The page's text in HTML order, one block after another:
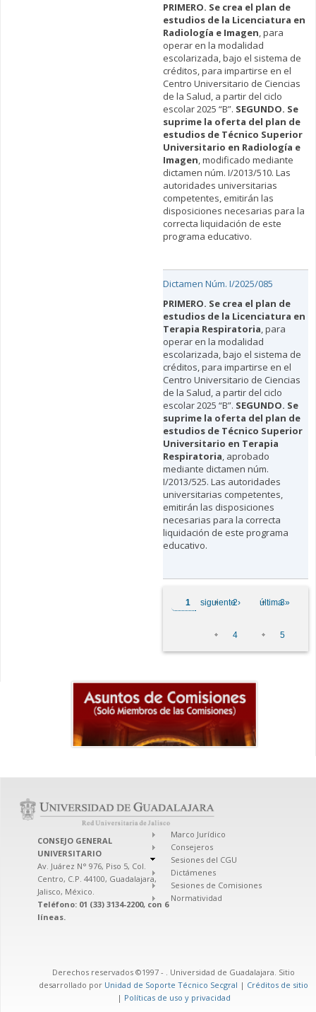
PRIMERO. Se crea el plan de
estudios de la Licenciatura en
Radiología e Imagen, para
operar en la modalidad
escolarizada, bajo el sistema de
créditos, para impartirse en el
Centro Universitario de Ciencias
de la Salud, a partir del ciclo
escolar 2025 “B”. SEGUNDO. Se
suprime la oferta del plan de
estudios de Técnico Superior
Universitario en Radiología e
Imagen, modificado mediante
dictamen núm. I/2013/510. Las
autoridades universitarias
competentes, emitirán las
disposiciones necesarias para la
correcta liquidación de este
programa educativo.
Dictamen Núm. I/2025/085
PRIMERO. Se crea el plan de
estudios de la Licenciatura en
Terapia Respiratoria, para
operar en la modalidad
escolarizada, bajo el sistema de
créditos, para impartirse en el
Centro Universitario de Ciencias
de la Salud, a partir del ciclo
escolar 2025 “B”. SEGUNDO. Se
suprime la oferta del plan de
estudios de Técnico Superior
Universitario en Terapia
Respiratoria, aprobado
mediante dictamen núm.
I/2013/525. Las autoridades
universitarias competentes,
emitirán las disposiciones
necesarias para la correcta
liquidación de este programa
educativo.
Páginas
1 2 3
4 5
siguiente › última »
CONSEJO GENERAL
UNIVERSITARIO
Av. Juárez N° 976, Piso 5, Col.
Centro, C.P. 44100, Guadalajara,
Jalisco, México.
Teléfono: 01 (33) 3134-2200, con 6
líneas.
Marco Jurídico
Consejeros
Sesiones del CGU
Dictámenes
Sesiones de Comisiones
Normatividad
Derechos reservados ©1997 - . Universidad de Guadalajara. Sitio
desarrollado por Unidad de Soporte Técnico Secgral | Créditos de sitio
| Políticas de uso y privacidad